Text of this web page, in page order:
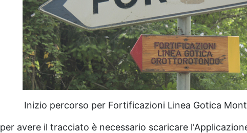
Inizio percorso per Fortificazioni Linea Gotica
per avere il tracciato è necessario scaricare